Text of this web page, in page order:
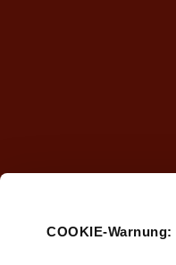
COOKIE-Warnung: